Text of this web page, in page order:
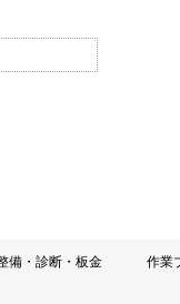
備・診断・板金 作業